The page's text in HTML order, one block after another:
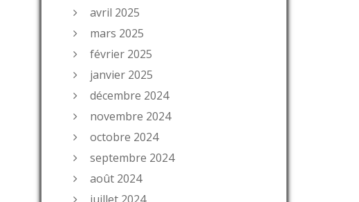
avril 2025
mars 2025
février 2025
janvier 2025
décembre 2024
novembre 2024
octobre 2024
septembre 2024
août 2024